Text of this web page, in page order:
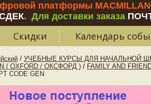
платформы MACMILLAN
. Для доставки заказа
Скидки Календарь
/ УЧЕБНЫЕ КУРСЫ ДЛЯ НАЧАЛЬНОЙ
( OXFORD / ОКСФОРД ) / FAMILY AND
CODE GEN